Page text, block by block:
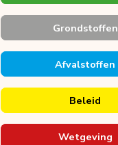
Grondstoffen
Afvalstoffen
Beleid
Wetgeving